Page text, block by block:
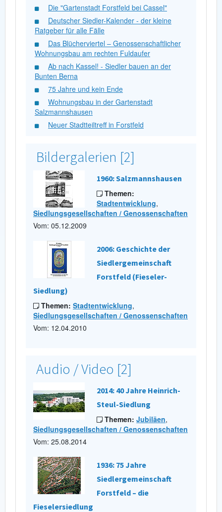
Die "Gartenstadt Forstfeld bei Cassel"
Deutscher Siedler-Kalender - der kleine
Ratgeber für alle Fälle
Das Blücherviertel – Genossenschaftlicher
Wohnungsbau am rechten Fuldaufer
Ab nach Kassel! - Siedler bauen an der
Bunten Berna
75 Jahre und kein Ende
Wohnungsbau in der Gartenstadt
Salzmannshausen
Neuer Stadtteiltreff in Forstfeld
Bildergalerien [2]
1960: Salzmannshausen
Themen:
Stadtentwicklung,
Siedlungsgesellschaften / Genossenschaften
Vom: 05.12.2009
2006: Geschichte der
Siedlergemeinschaft
Forstfeld (Fieseler-
Siedlung)
Themen: Stadtentwicklung,
Siedlungsgesellschaften / Genossenschaften
Vom: 12.04.2010
Audio / Video [2]
2014: 40 Jahre Heinrich-
Steul-Siedlung
Themen: Jubiläen,
Siedlungsgesellschaften / Genossenschaften
Vom: 25.08.2014
1936: 75 Jahre
Siedlergemeinschaft
Forstfeld – die
Fieselersiedlung